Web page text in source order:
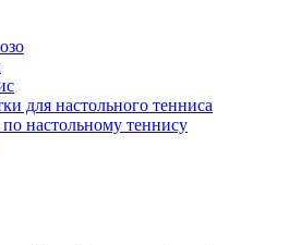
для настольного тенниса
настольному теннису